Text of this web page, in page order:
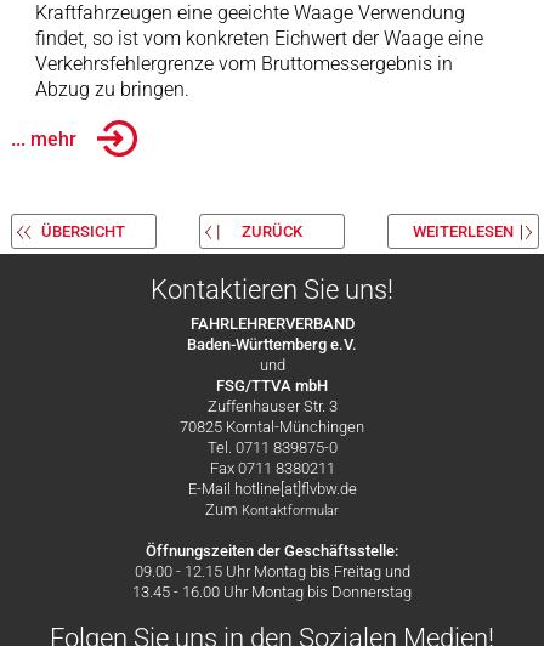
Kraftfahrzeugen eine geeichte Waage Verwendung
findet, so ist vom konkreten Eichwert der Waage eine
Verkehrsfehlergrenze vom Bruttomessergebnis in
Abzug zu bringen.
... mehr
ÜBERSICHT ZURÜCK WEITERLESEN
Kontaktieren Sie uns!
FAHRLEHRERVERBAND
Baden-Württemberg e.V.
und
FSG/TTVA mbH
Zuffenhauser Str. 3
70825 Korntal-Münchingen
Tel. 0711 839875-0
Fax 0711 8380211
E-Mail hotline[at]flvbw.de
Zum Kontaktformular
Öffnungszeiten der Geschäftsstelle:
09.00 - 12.15 Uhr Montag bis Freitag und
13.45 - 16.00 Uhr Montag bis Donnerstag
Folgen Sie uns in den Sozialen Medien!